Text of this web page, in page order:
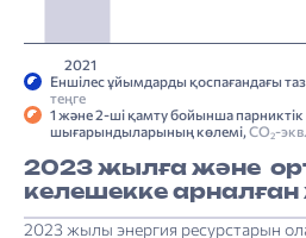
2021
Еншілес ұйымдарды қоспағандағы
теңге
1 және 2-ші қамту бойынша парниктік
шығарындыларының көлемі, СО2-
2023 жылға және
келешекке
2023 жылы энергия ресурстарын